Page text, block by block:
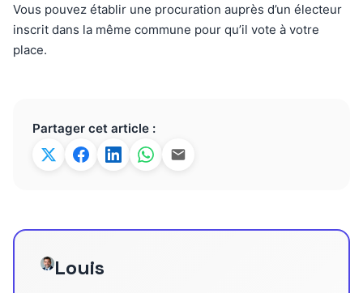
Vous pouvez établir une procuration auprès d’un électeur
inscrit dans la même commune pour qu’il vote à votre
place.
Partager cet article :
Louis